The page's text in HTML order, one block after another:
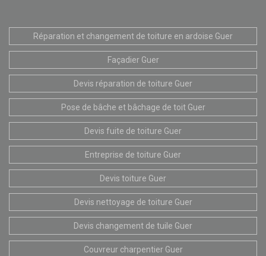
Réparation et changement de toiture en ardoise Guer
Façadier Guer
Devis réparation de toiture Guer
Pose de bâche et bâchage de toit Guer
Devis fuite de toiture Guer
Entreprise de toiture Guer
Devis toiture Guer
Devis nettoyage de toiture Guer
Devis changement de tuile Guer
Couvreur charpentier Guer